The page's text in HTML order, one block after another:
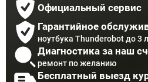
Официальный сервис
Гарантийное
ноутбука Thunderobot до 3
Диагностика за наш
ремонт по желанию
Бесплатный выезд